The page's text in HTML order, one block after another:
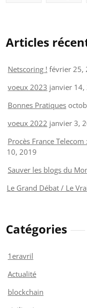
Articles
Netscoring ! février 25,
voeux 2023 janvier 14,
Bonnes Pratiques
voeux 2022 janvier 3,
Procès France
10, 2019
Sauver les blogs du
Le Grand Débat / Le
Catégories
1eravril
Actualité
blockchain